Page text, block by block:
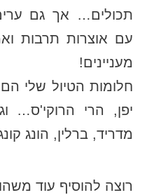
תכולים… אך גם
עם אוצרות תרבות
מעניינים!
חלומות הטיול שלי הם
יפן, הרי הרוקי'ס…
מדריד, ברלין, הונג
רוצה להוסיף עוד